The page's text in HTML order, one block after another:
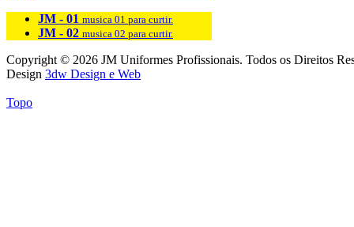
JM - 01 musica 01 para curtir.
JM - 02 musica 02 para curtir.
Copyright © 2026 JM Uniformes Profissionais. Todos os Direitos
Design 3dw Design e Web
Topo